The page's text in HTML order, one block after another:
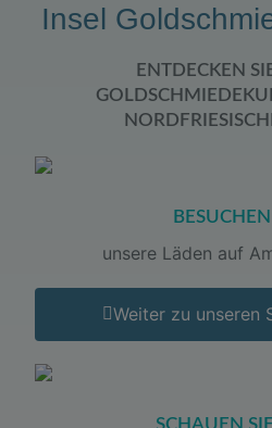
Insel
ENTDECKEN
BESUCHEN
unsere Läden auf
Weiter zu unseren